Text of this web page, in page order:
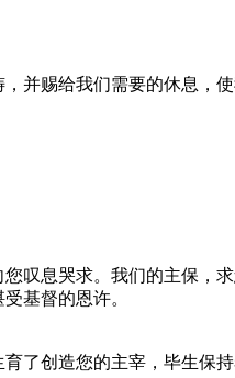
并赐给我们需要的休息，
叹息哭求。我们的主保，
基督的恩许。
了创造您的主宰，毕生保持